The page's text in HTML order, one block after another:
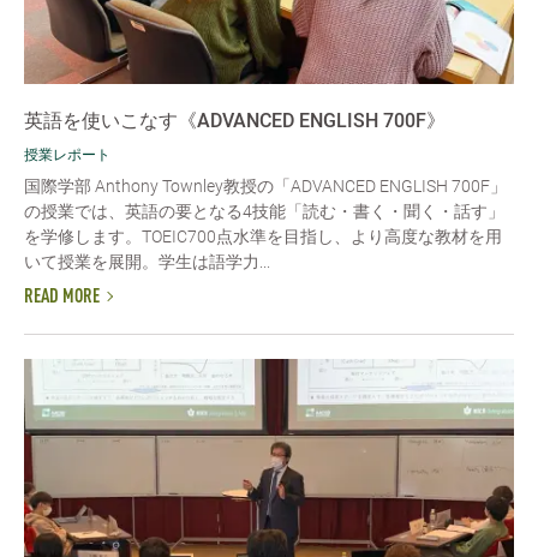
英語を使いこなす《ADVANCED ENGLISH 700F》
授業レポート
国際学部 Anthony Townley教授の「ADVANCED ENGLISH 700F」
の授業では、英語の要となる4技能「読む・書く・聞く・話す」
を学修します。TOEIC700点水準を目指し、より高度な教材を用
いて授業を展開。学生は語学力...
READ MORE